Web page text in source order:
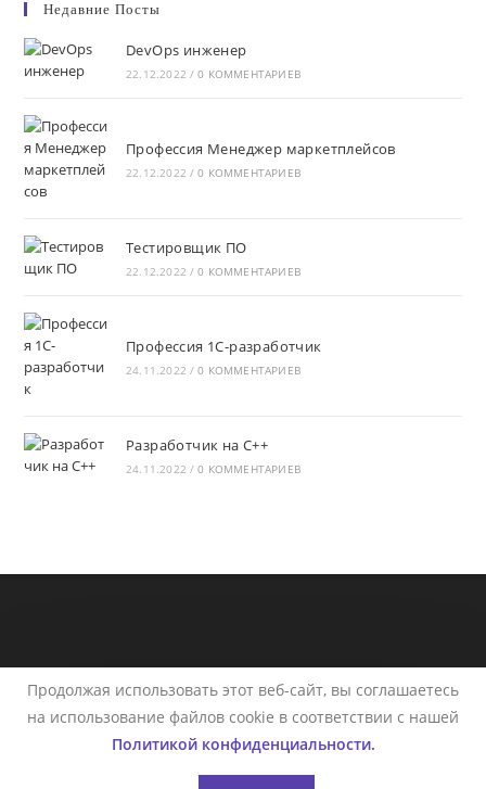
Недавние Посты
DevOps инженер
22.12.2022 / 0 КОММЕНТАРИЕВ
Профессия Менеджер маркетплейсов
22.12.2022 / 0 КОММЕНТАРИЕВ
Тестировщик ПО
22.12.2022 / 0 КОММЕНТАРИЕВ
Профессия 1С-разработчик
24.11.2022 / 0 КОММЕНТАРИЕВ
Разработчик на C++
24.11.2022 / 0 КОММЕНТАРИЕВ
Продолжая использовать этот веб-сайт, вы соглашаетесь
на использование файлов cookie в соответствии с нашей
Политикой конфиденциальности.